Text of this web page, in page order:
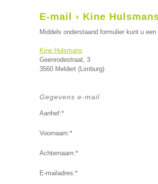
E-mail › Kine
Middels onderstaand formulier kunt u
Kine Hulsmans
Geenrodestraat, 3
3560 Meldert (Limburg)
Gegevens e-mail
Aanhef:*
Voornaam:*
Achternaam:*
E-mailadres:*